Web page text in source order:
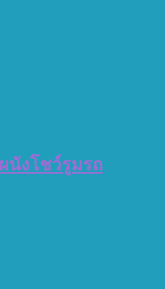
นังโชว์รูมรถ